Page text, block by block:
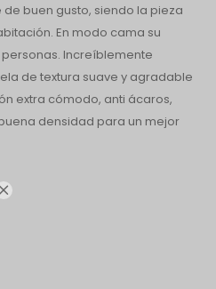
buen gusto, siendo la pieza
En modo cama su
Increíblemente
de textura suave y agradable
extra cómodo, anti ácaros,
densidad para un mejor